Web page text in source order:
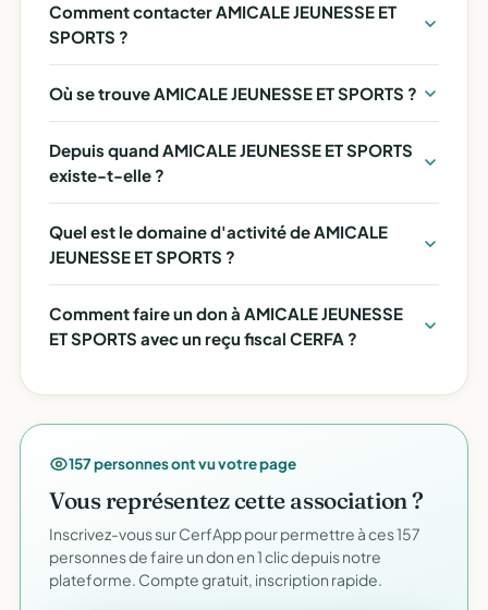
Comment contacter AMICALE JEUNESSE ET
SPORTS ?
Où se trouve AMICALE JEUNESSE ET SPORTS ?
Depuis quand AMICALE JEUNESSE ET SPORTS
existe-t-elle ?
Quel est le domaine d'activité de AMICALE
JEUNESSE ET SPORTS ?
Comment faire un don à AMICALE JEUNESSE
ET SPORTS avec un reçu fiscal CERFA ?
157 personnes ont vu votre page
Vous représentez cette association ?
Inscrivez-vous sur CerfApp pour permettre à ces 157
personnes de faire un don en 1 clic depuis notre
plateforme. Compte gratuit, inscription rapide.